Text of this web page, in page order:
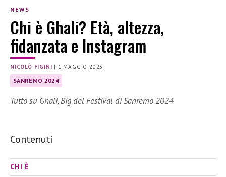
NEWS
Chi è Ghali? Età, altezza,
fidanzata e Instagram
NICOLÒ FIGINI | 1 MAGGIO 2025
SANREMO 2024
Tutto su Ghali, Big del Festival di Sanremo 2024
Contenuti
CHI È